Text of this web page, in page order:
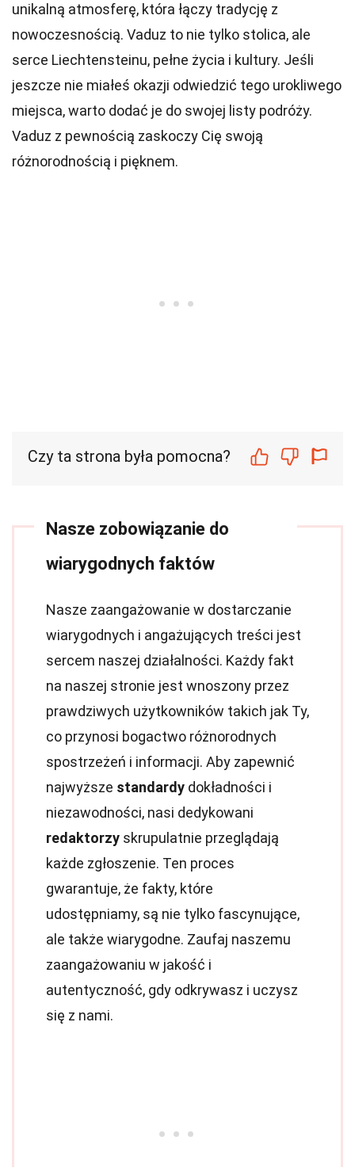
unikalną atmosferę, która łączy tradycję z
nowoczesnością. Vaduz to nie tylko stolica, ale
serce Liechtensteinu, pełne życia i kultury. Jeśli
jeszcze nie miałeś okazji odwiedzić tego urokliwego
miejsca, warto dodać je do swojej listy podróży.
Vaduz z pewnością zaskoczy Cię swoją
różnorodnością i pięknem.
Czy ta strona była pomocna?
Nasze zobowiązanie do
wiarygodnych faktów
Nasze zaangażowanie w dostarczanie
wiarygodnych i angażujących treści jest
sercem naszej działalności. Każdy fakt
na naszej stronie jest wnoszony przez
prawdziwych użytkowników takich jak Ty,
co przynosi bogactwo różnorodnych
spostrzeżeń i informacji. Aby zapewnić
najwyższe standardy dokładności i
niezawodności, nasi dedykowani
redaktorzy skrupulatnie przeglądają
każde zgłoszenie. Ten proces
gwarantuje, że fakty, które
udostępniamy, są nie tylko fascynujące,
ale także wiarygodne. Zaufaj naszemu
zaangażowaniu w jakość i
autentyczność, gdy odkrywasz i uczysz
się z nami.